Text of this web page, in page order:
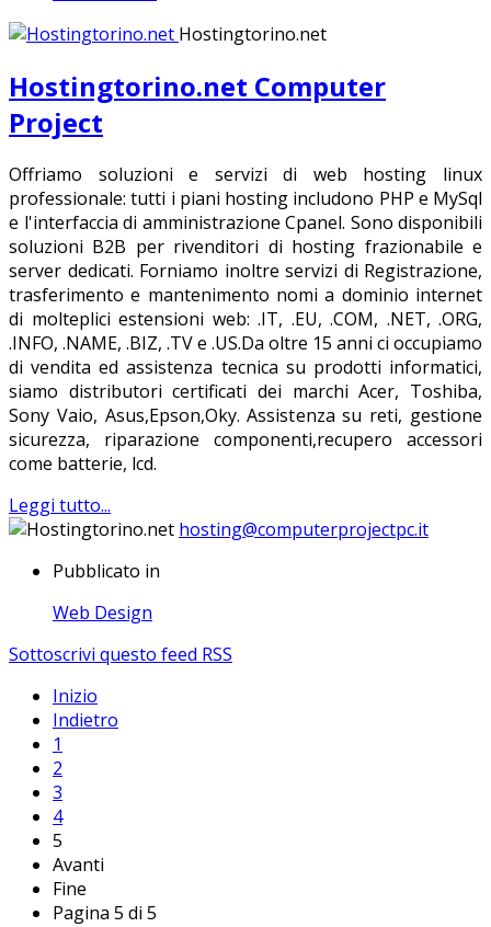
Hostingtorino.net
Hostingtorino.net Computer
Project
Offriamo soluzioni e servizi di web hosting linux
professionale: tutti i piani hosting includono PHP e MySql
e l'interfaccia di amministrazione Cpanel. Sono disponibili
soluzioni B2B per rivenditori di hosting frazionabile e
server dedicati. Forniamo inoltre servizi di Registrazione,
trasferimento e mantenimento nomi a dominio internet
di molteplici estensioni web: .IT, .EU, .COM, .NET, .ORG,
.INFO, .NAME, .BIZ, .TV e .US.Da oltre 15 anni ci occupiamo
di vendita ed assistenza tecnica su prodotti informatici,
siamo distributori certificati dei marchi Acer, Toshiba,
Sony Vaio, Asus,Epson,Oky. Assistenza su reti, gestione
sicurezza, riparazione componenti,recupero accessori
come batterie, lcd.
Leggi tutto...
hosting@computerprojectpc.it
Pubblicato in
Web Design
Sottoscrivi questo feed RSS
Inizio
Indietro
1
2
3
4
5
Avanti
Fine
Pagina 5 di 5